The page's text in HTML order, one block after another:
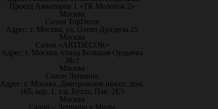
Проезд Авиаторов 1 «ТК Молоток 2»
Москва
Салон TopDecor
Адрес: г. Москва, ул. Олеко Дундича 25
Москва
Салон «ARTDECOR»
Адрес: г. Москва, улица Большая Ордынка
38с1
Москва
Салон Лепнина
Адрес: г. Москва, Дмитровское шоссе, дом.
165, кор. 1, т.ц. Бухта, Пав. 2Е5
Москва
Салон – Лепнина у Милы